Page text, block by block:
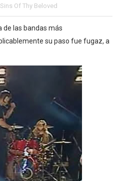
Of Thy Beloved
de las bandas más
su paso fue fugaz, a